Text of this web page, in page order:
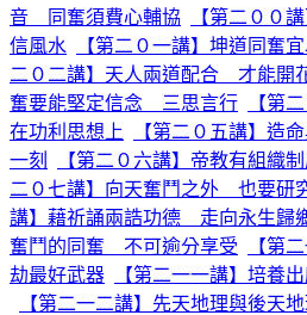
音 同奮須費心輔協
【第二００
信風水
【第二０一講】坤道同奮
二０二講】天人兩道配合 才能開
奮要能堅定信念 三思言行
【第
在功利思想上
【第二０五講】造
一刻
【第二０六講】帝教有組
二０七講】向天奮鬥之外 也要研
講】藉祈誦兩誥功德 走向永生歸
奮鬥的同奮 不可逾分享受
【第
劫最好武器
【第二一一講】培養
【第二一二講】先天地理與後天